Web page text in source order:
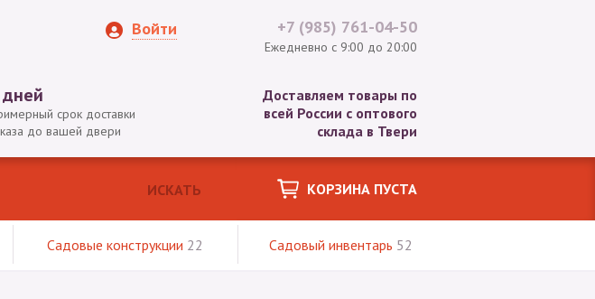
Войти +7 (985) 761-04-50
Ежедневно с 9:00 до 20:00
срок доставки
до вашей двери
Доставляем товары по
всей России с оптового
склада в Твери
КОРЗИНА ПУСТА
Садовые конструкции 22 Садовый инвентарь 52